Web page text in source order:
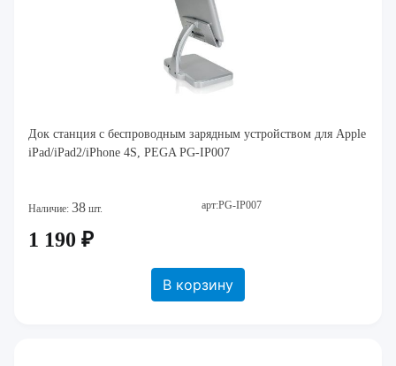
Док станция с беспроводным зарядным устройством для Apple
iPad/iPad2/iPhone 4S, PEGA PG-IP007
Наличие: 38 шт. арт:PG-IP007
1 190 ₽
В корзину